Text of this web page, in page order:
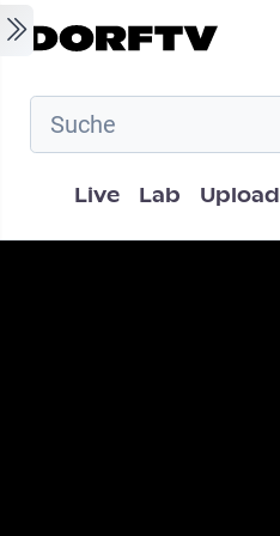
Skip to main content
Hauptnavigation
Live Lab Upload